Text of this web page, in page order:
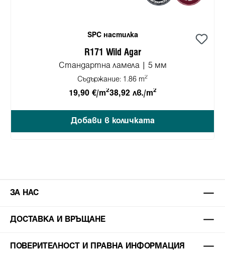
SPC настилка
R171 Wild Agar
Стандартна ламела | 5 мм
Съдържание: 1.86 m2
19,90 €/m238,92 лв./m2
Добави в количката
ЗА НАС
ДОСТАВКА И ВРЪЩАНЕ
ПОВЕРИТЕЛНОСТ И ПРАВНА ИНФОРМАЦИЯ